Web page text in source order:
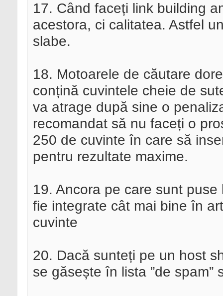
17. Când faceți link building
acestora, ci calitatea. Astfel
slabe.
18. Motoarele de căutare
conțină cuvintele cheie de
va atrage după sine o
recomandat să nu faceți o
250 de cuvinte în care să
pentru rezultate maxime.
19. Ancora pe care sunt
fie integrate cât mai bine în
cuvinte
20. Dacă sunteți pe un host
se găsește în lista ”de spam”